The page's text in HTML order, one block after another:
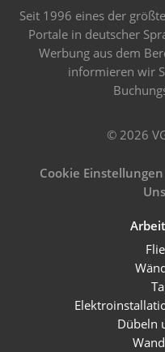
Seit 1996 eines der
Portale in deutscher
Werbung aus dem
informieren wir
© 2026
Cookie Einstellungen
Dübeln